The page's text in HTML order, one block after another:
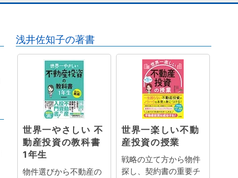
浅井佐知子の著書
世界一やさしい 不
動産投資の教科書
1年生
物件選びから不動産の
世界一楽しい不動
産投資の授業
戦略の立て方から物件
探し、契約書の重要チ